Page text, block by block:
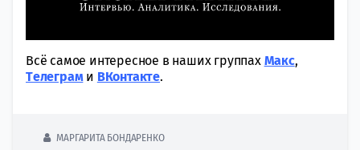
Всё самое интересное в наших группах Макс,
Tелеграми ВКонтакте.
МАРГАРИТА БОНДАРЕНКО